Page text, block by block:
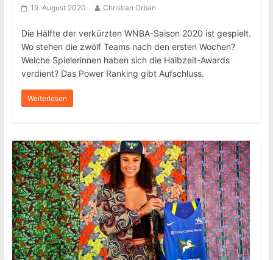
19. August 2020 Christian Orban
Die Hälfte der verkürzten WNBA-Saison 2020 ist gespielt.
Wo stehen die zwölf Teams nach den ersten Wochen?
Welche Spielerinnen haben sich die Halbzeit-Awards
verdient? Das Power Ranking gibt Aufschluss.
Weiterlesen